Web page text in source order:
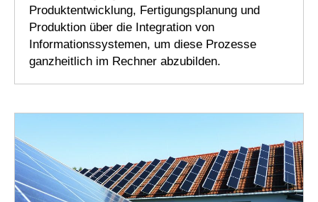
Produktentwicklung, Fertigungsplanung und
Produktion über die Integration von
Informationssystemen, um diese Prozesse
ganzheitlich im Rechner abzubilden.